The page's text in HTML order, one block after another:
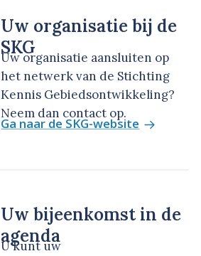
Uw organisatie bij de
SKG
Uw organisatie aansluiten op
het netwerk van de Stichting
Kennis Gebiedsontwikkeling?
Neem dan contact op.
Ga naar de SKG-website
Uw bijeenkomst in de
agenda
U kunt uw